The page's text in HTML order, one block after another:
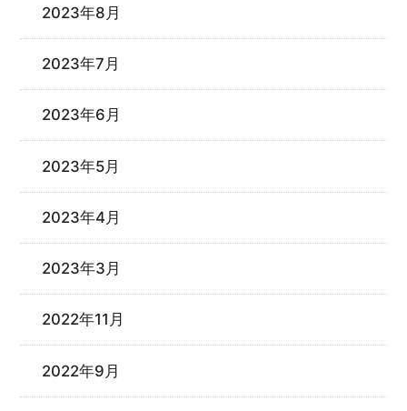
2023年8月
2023年7月
2023年6月
2023年5月
2023年4月
2023年3月
2022年11月
2022年9月